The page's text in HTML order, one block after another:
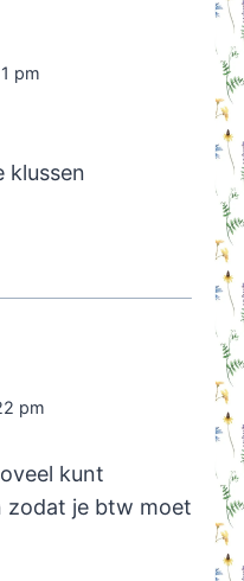
pm
klussen
pm
kunt
zodat je btw moet